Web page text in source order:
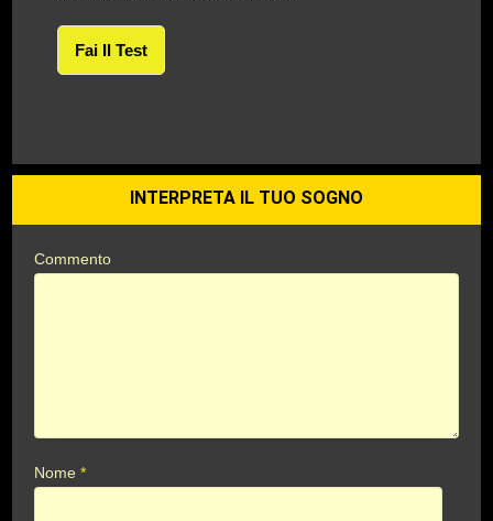
Fai Il Test
INTERPRETA IL TUO SOGNO
Commento
Nome*